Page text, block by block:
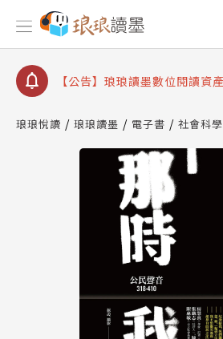
查詢
【公告】因 Readmoo 讀墨系
停部分閱讀服務
【公告】琅琅讀墨數位閱讀資
【公告】琅琅讀墨 3 分鐘完成
請圖文教學
【公告】琅琅書店服務升級重
【公告】因 Readmoo 讀墨系
停部分閱讀服務
琅琅悅讀 琅琅讀墨 電子書 社會科學